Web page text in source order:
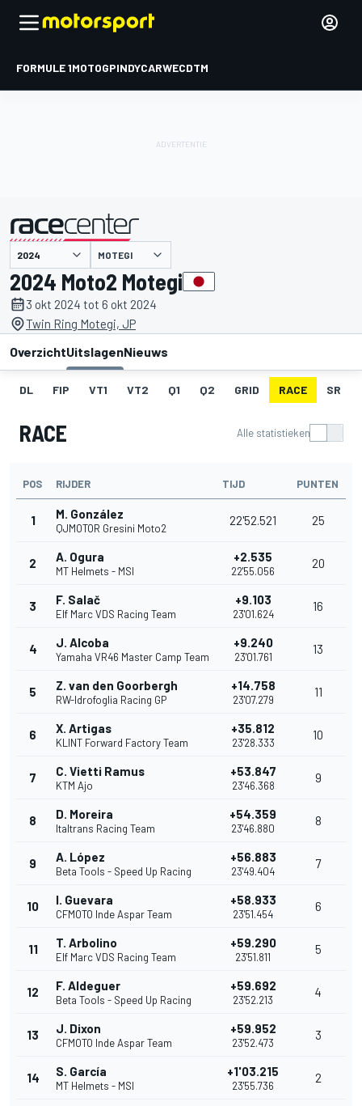
FORMULE 1MOTOGPINDYCARWECDTM
gepresenteerd door MOTEGI
2024 Moto2 Motegi
3 okt 2024 tot 6 okt 2024
Twin Ring Motegi, JP
OverzichtUitslagenNieuws
DL FIP VT1 VT2 Q1 Q2 GRID RACE SR
RACE Alle statistieken
POS RIJDER TIJD PUNTEN
1 M. González
QJMOTOR Gresini Moto2
22'52.521 25
2 A. Ogura
MT Helmets - MSI
+2.535
22'55.056
20
3 F. Salač
Elf Marc VDS Racing Team
+9.103
23'01.624
16
4 J. Alcoba
Yamaha VR46 Master Camp Team
+9.240
23'01.761
13
5 Z. van den Goorbergh
RW-Idrofoglia Racing GP
+14.758
23'07.279
11
6 X. Artigas
KLINT Forward Factory Team
+35.812
23'28.333
10
7 C. Vietti Ramus
KTM Ajo
+53.847
23'46.368
9
8 D. Moreira
Italtrans Racing Team
+54.359
23'46.880
8
9 A. López
Beta Tools - Speed Up Racing
+56.883
23'49.404
7
10 I. Guevara
CFMOTO Inde Aspar Team
+58.933
23'51.454
6
11 T. Arbolino
Elf Marc VDS Racing Team
+59.290
23'51.811
5
12 F. Aldeguer
Beta Tools - Speed Up Racing
+59.692
23'52.213
4
13 J. Dixon
CFMOTO Inde Aspar Team
+59.952
23'52.473
3
14 S. García
MT Helmets - MSI
+1'03.215
23'55.736
2